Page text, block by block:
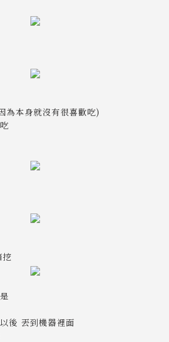
為本身就沒有很喜歡吃)
挖
後 丟到機器裡面